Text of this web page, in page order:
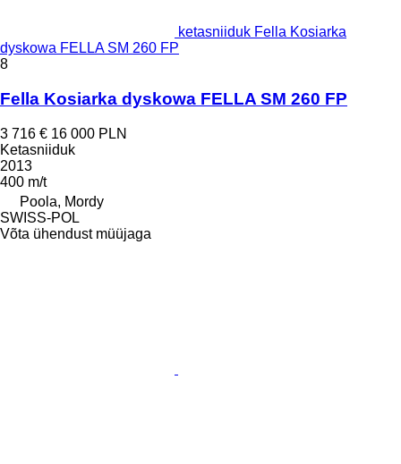
ketasniiduk Fella Kosiarka
dyskowa FELLA SM 260 FP
8
Fella Kosiarka dyskowa FELLA SM 260 FP
3 716 € 16 000 PLN
Ketasniiduk
2013
400 m/t
Poola, Mordy
SWISS-POL
Võta ühendust müüjaga